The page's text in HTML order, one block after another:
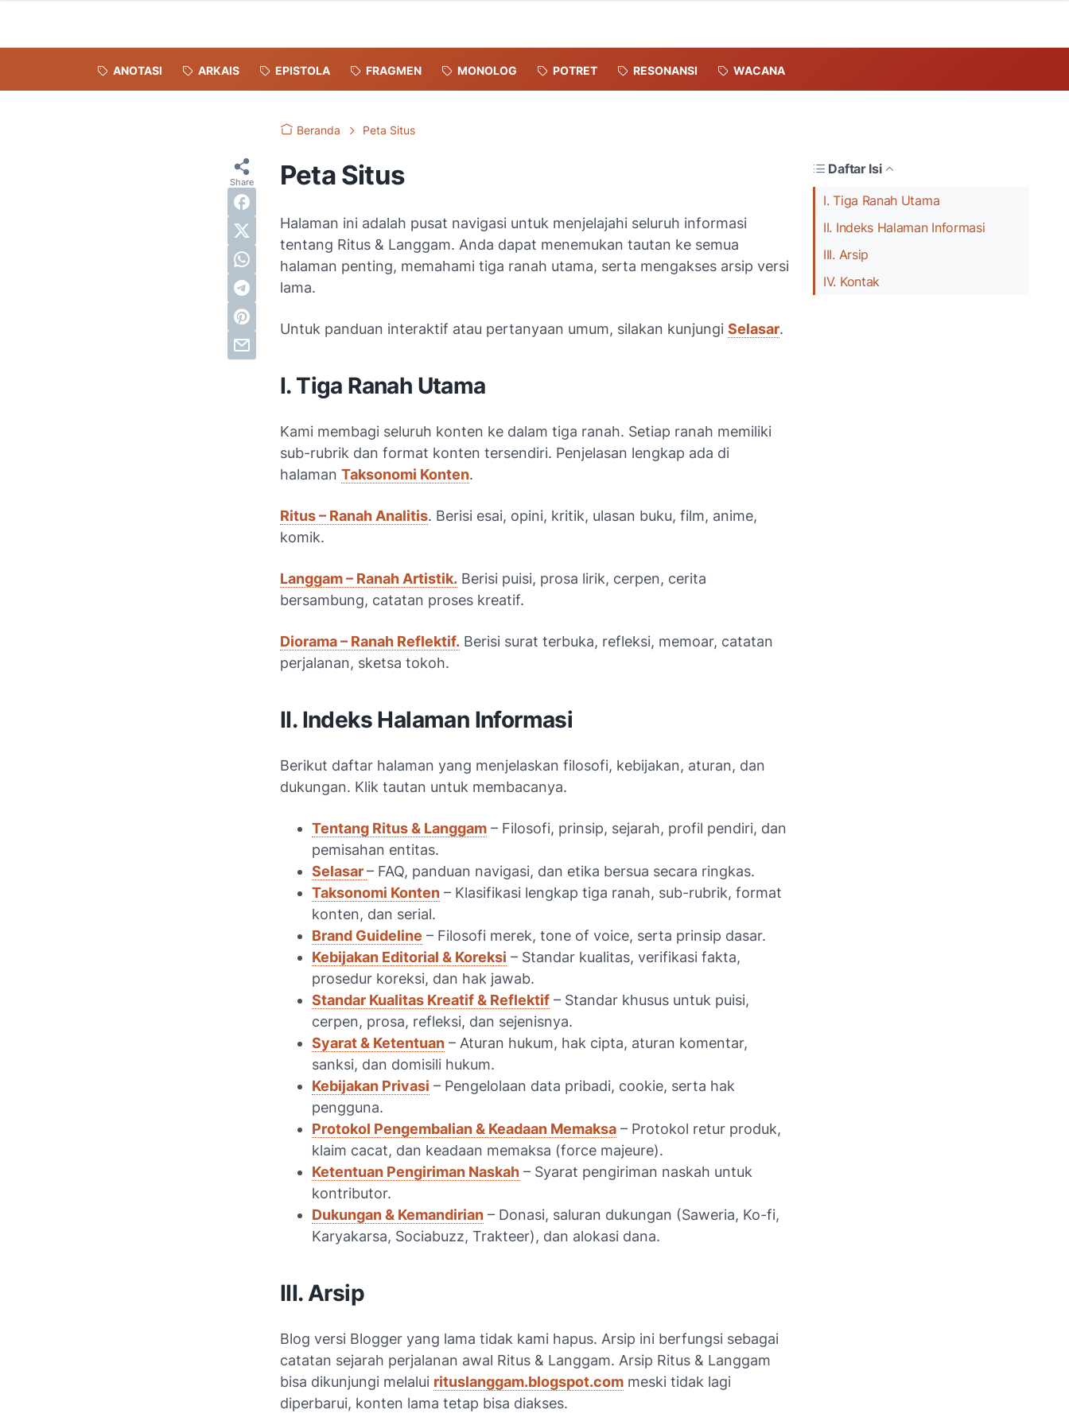
ANOTASI ARKAIS EPISTOLA FRAGMEN MONOLOG POTRET RESONANSI WACANA
Beranda Peta Situs
Peta Situs
Daftar Isi
I. Tiga Ranah Utama
II. Indeks Halaman Informasi
III. Arsip
IV. Kontak
Halaman ini adalah pusat navigasi untuk menjelajahi seluruh informasi
tentang Ritus & Langgam. Anda dapat menemukan tautan ke semua
halaman penting, memahami tiga ranah utama, serta mengakses arsip versi
lama.
Untuk panduan interaktif atau pertanyaan umum, silakan kunjungi Selasar.
I. Tiga Ranah Utama
Kami membagi seluruh konten ke dalam tiga ranah. Setiap ranah memiliki
sub-rubrik dan format konten tersendiri. Penjelasan lengkap ada di
halaman Taksonomi Konten.
Ritus – Ranah Analitis. Berisi esai, opini, kritik, ulasan buku, film, anime,
komik.
Langgam – Ranah Artistik. Berisi puisi, prosa lirik, cerpen, cerita
bersambung, catatan proses kreatif.
Diorama – Ranah Reflektif. Berisi surat terbuka, refleksi, memoar, catatan
perjalanan, sketsa tokoh.
II. Indeks Halaman Informasi
Berikut daftar halaman yang menjelaskan filosofi, kebijakan, aturan, dan
dukungan. Klik tautan untuk membacanya.
Tentang Ritus & Langgam – Filosofi, prinsip, sejarah, profil pendiri, dan
pemisahan entitas.
Selasar– FAQ, panduan navigasi, dan etika bersua secara ringkas.
Taksonomi Konten – Klasifikasi lengkap tiga ranah, sub-rubrik, format
konten, dan serial.
Brand Guideline – Filosofi merek, tone of voice, serta prinsip dasar.
Kebijakan Editorial & Koreksi – Standar kualitas, verifikasi fakta,
prosedur koreksi, dan hak jawab.
Standar Kualitas Kreatif & Reflektif – Standar khusus untuk puisi,
cerpen, prosa, refleksi, dan sejenisnya.
Syarat & Ketentuan – Aturan hukum, hak cipta, aturan komentar,
sanksi, dan domisili hukum.
Kebijakan Privasi – Pengelolaan data pribadi, cookie, serta hak
pengguna.
Protokol Pengembalian & Keadaan Memaksa – Protokol retur produk,
klaim cacat, dan keadaan memaksa (force majeure).
Ketentuan Pengiriman Naskah – Syarat pengiriman naskah untuk
kontributor.
Dukungan & Kemandirian – Donasi, saluran dukungan (Saweria, Ko-fi,
Karyakarsa, Sociabuzz, Trakteer), dan alokasi dana.
III. Arsip
Blog versi Blogger yang lama tidak kami hapus. Arsip ini berfungsi sebagai
catatan sejarah perjalanan awal Ritus & Langgam. Arsip Ritus & Langgam
bisa dikunjungi melalui rituslanggam.blogspot.com meski tidak lagi
diperbarui, konten lama tetap bisa diakses.